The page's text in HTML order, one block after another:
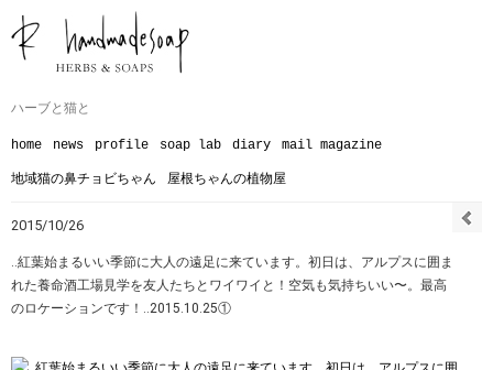
ハーブと猫と
home news profile soap lab diary mail magazine
地域猫の鼻チョビちゃん 屋根ちゃんの植物屋
2015/10/26
‥紅葉始まるいい季節に大人の遠足に来ています。初日は、アルプスに囲ま
れた養命酒工場見学を友人たちとワイワイと！空気も気持ちいい〜。最高
のロケーションです！‥2015.10.25①